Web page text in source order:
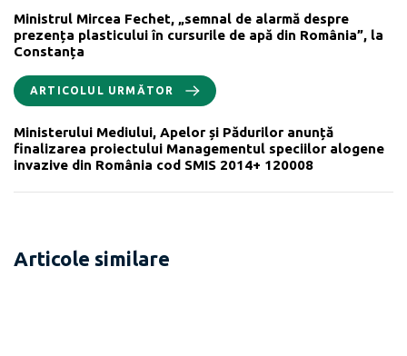
Ministrul Mircea Fechet, „semnal de alarmă despre
prezența plasticului în cursurile de apă din România”, la
Constanța
ARTICOLUL URMĂTOR
Ministerului Mediului, Apelor și Pădurilor anunță
finalizarea proiectului Managementul speciilor alogene
invazive din România cod SMIS 2014+ 120008
Articole similare